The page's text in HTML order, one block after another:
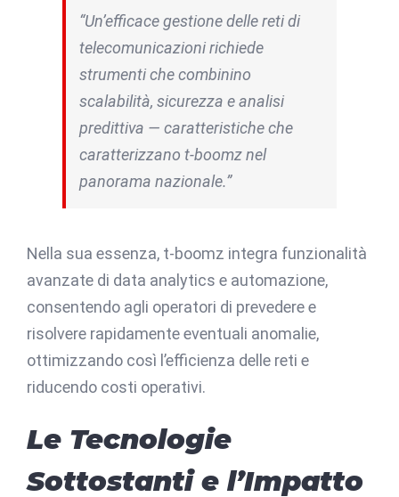
“Un’efficace gestione delle reti di
telecomunicazioni richiede
strumenti che combinino
scalabilità, sicurezza e analisi
predittiva — caratteristiche che
caratterizzano t-boomz nel
panorama nazionale.”
Nella sua essenza, t-boomz integra funzionalità
avanzate di data analytics e automazione,
consentendo agli operatori di prevedere e
risolvere rapidamente eventuali anomalie,
ottimizzando così l’efficienza delle reti e
riducendo costi operativi.
Le Tecnologie
Sottostanti e l’Impatto